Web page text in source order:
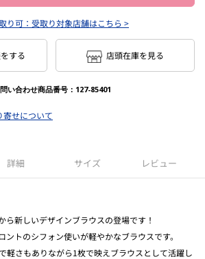
り可： 受取り対象店舗はこちら >
する 店頭在庫を見る
い合わせ商品番号： 127-85401
寄せについて
詳細 サイズ レビュー
ら新しいデザインブラウスの登場です！
ントのシフォン使いが軽やかなブラウスです。
軽さもありながら1枚で映えブラウスとして活躍し